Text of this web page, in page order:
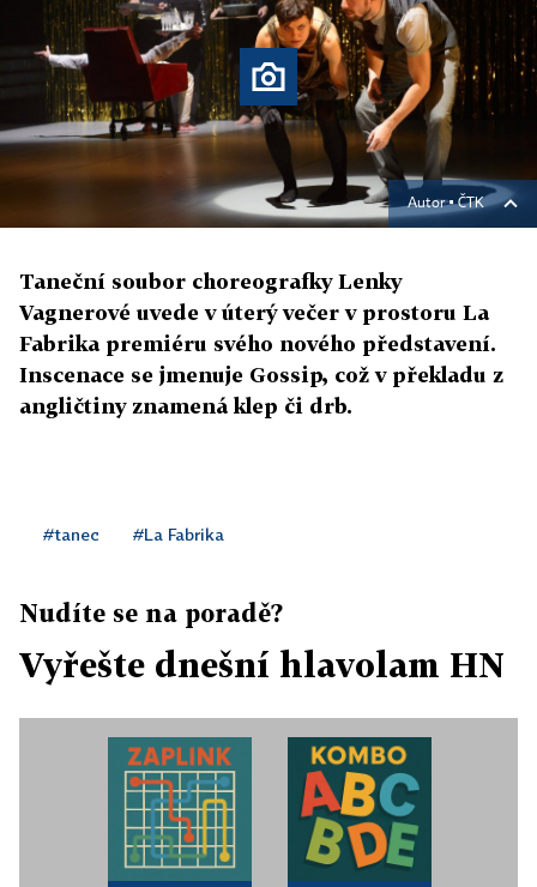
Autor ▪ČTK
Taneční soubor choreografky Lenky
Vagnerové uvede v úterý večer v prostoru La
Fabrika premiéru svého nového představení.
Inscenace se jmenuje Gossip, což v překladu z
angličtiny znamená klep či drb.
#tanec #La Fabrika
Nudíte se na poradě?
Vyřešte dnešní hlavolam HN